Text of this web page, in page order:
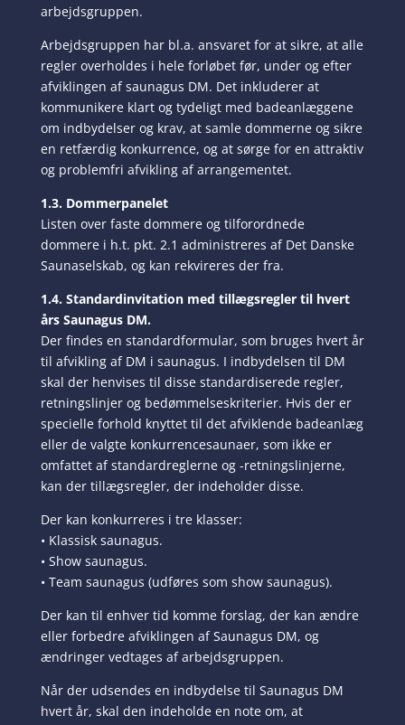
arbejdsgruppen.
Arbejdsgruppen har bl.a. ansvaret for at sikre, at alle
regler overholdes i hele forløbet før, under og efter
afviklingen af saunagus DM. Det inkluderer at
kommunikere klart og tydeligt med badeanlæggene
om indbydelser og krav, at samle dommerne og sikre
en retfærdig konkurrence, og at sørge for en attraktiv
og problemfri afvikling af arrangementet.
1.3. Dommerpanelet
Listen over faste dommere og tilforordnede
dommere i h.t. pkt. 2.1 administreres af Det Danske
Saunaselskab, og kan rekvireres der fra.
1.4. Standardinvitation med tillægsregler til hvert
års Saunagus DM.
Der findes en standardformular, som bruges hvert år
til afvikling af DM i saunagus. I indbydelsen til DM
skal der henvises til disse standardiserede regler,
retningslinjer og bedømmelseskriterier. Hvis der er
specielle forhold knyttet til det afviklende badeanlæg
eller de valgte konkurrencesaunaer, som ikke er
omfattet af standardreglerne og -retningslinjerne,
kan der tillægsregler, der indeholder disse.
Der kan konkurreres i tre klasser:
• Klassisk saunagus.
• Show saunagus.
• Team saunagus (udføres som show saunagus).
Der kan til enhver tid komme forslag, der kan ændre
eller forbedre afviklingen af Saunagus DM, og
ændringer vedtages af arbejdsgruppen.
Når der udsendes en indbydelse til Saunagus DM
hvert år, skal den indeholde en note om, at